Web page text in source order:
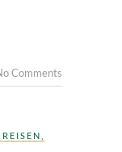
Comments
REISEN